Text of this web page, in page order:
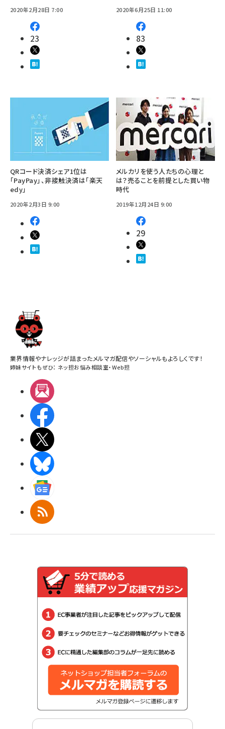
2020年2月28日 7:00
23
2020年6月25日 11:00
83
QRコード決済シェア1位は
「PayPay」、非接触決済は「楽天
edy」
2020年2月3日 9:00
メルカリを使う人たちの心理と
は？売ることを前提とした買い物
時代
2019年12月24日 9:00
29
業界情報やナレッジが詰まったメルマガ配信やソーシャルもよろしくです！
姉妹サイトもぜひ： ネッ担お悩み相談室・Web担
RSS